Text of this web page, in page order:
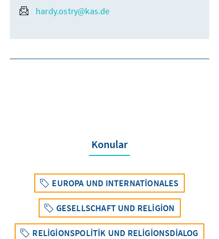
hardy.ostry@kas.de
Konular
EUROPA UND INTERNATIONALES
GESELLSCHAFT UND RELIGION
RELIGIONSPOLITIK UND RELIGIONSDIALOG